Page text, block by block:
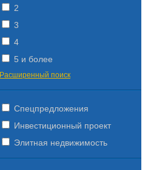
2
3
4
5 и более
Расширенный поиск
Спецпредложения
Инвестиционный проект
Элитная недвижимость